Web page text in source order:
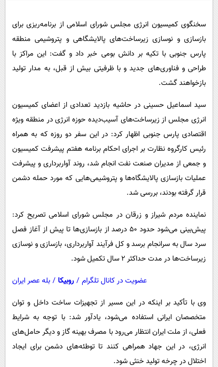
فناوری
گوناگون
حوادث
اجتماعی
حیات وحش
سیاست خارجی
روانشناسی
آشپزی
دانلود
سخنگوی کمیسیون انرژی مجلس شورای اسلامی از برنامه‌ریزی برای
بازسازی و نوسازی زیرساخت‌های پالایشگاهی و پتروشیمی منطقه
پارس جنوبی با تکیه بر دانش بومی خبر داد و گفت: این مراکز با
طراحی و فناوری‌های جدید و با ظرفیتی بیش از قبل، به مدار تولید
بازخواهند گشت.
سید اسماعیل حسینی در حاشیه بازدید تعدادی از اعضای کمیسیون
انرژی مجلس از زیرساخت‌های آسیب‌دیده حوزه انرژی در منطقه ویژه
اقتصادی پارس جنوبی اظهار کرد: در این سفر دو روزه که به همراه
رئیس کارگروه نظارت بر اجرای احکام برنامه هفتم پیشرفت کمیسیون
و جمعی از مدیران صنعت نفت انجام شد، روند آواربرداری و پیشرفت
عملیات بازسازی پالایشگاه‌ها و پتروشیمی‌هایی که مورد حمله دشمن
قرار گرفته بودند، بررسی شد.
نماینده مردم شیراز و زرقان در مجلس شورای اسلامی تصریح کرد:
پیش‌بینی می‌شود حدود ۵۰ درصد از بازسازی‌ها تا پیش از آغاز فصل
سرد سال به سرانجام برسد و کل فرآیند آواربرداری، بازسازی و نوسازی
زیرساخت‌ها در مدت حداکثر ۲ سال تکمیل شود.
عضویت در کانال تلگرام / روبیکا / بله عصر ایران
وی با تأکید بر اینکه در این مسیر از تجهیزات ساخت داخل و توان
متخصصان ایرانی استفاده می‌شود، یادآور شد: با توجه به شرایط
فعلی، از ملت ایران انتظار می‌رود با مصرف بهینه گاز و دیگر حامل‌های
انرژی، در این جهاد همراهی کنند تا توطئه‌های دشمن برای ایجاد
اختلال در چرخه تولید خنثی شود.